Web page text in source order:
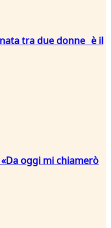
nata tra due donne è il
oggi mi chiamerò